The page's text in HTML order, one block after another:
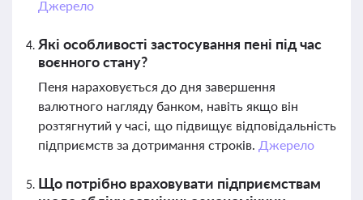
Джерело
Які особливості застосування пені під час
воєнного стану?
Пеня нараховується до дня завершення
валютного нагляду банком, навіть якщо він
розтягнутий у часі, що підвищує відповідальність
підприємств за дотримання строків. Джерело
Що потрібно враховувати підприємствам